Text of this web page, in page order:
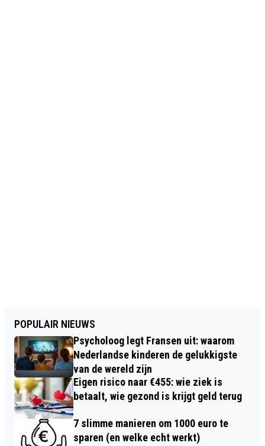
POPULAIR NIEUWS
Psycholoog legt Fransen uit: waarom
Nederlandse kinderen de gelukkigste
van de wereld zijn
Eigen risico naar €455: wie ziek is
betaalt, wie gezond is krijgt geld terug
7 slimme manieren om 1000 euro te
sparen (en welke echt werkt)